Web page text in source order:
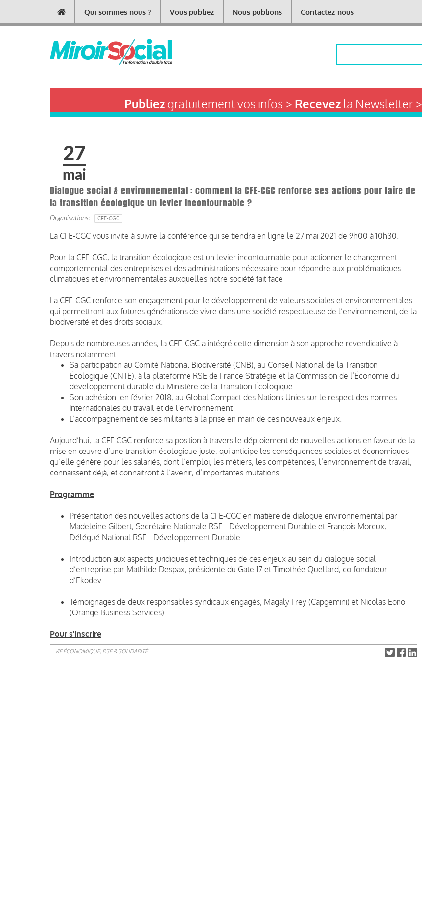
contenu
Main
navigation
Qui sommes nous ? Vous publiez Nous publions Contactez-nous
Publiezgratuitement vos infos > Recevezla Newsletter >
27
mai
Dialogue social & environnemental : comment la CFE-CGC renforce ses actions pour faire de
la transition écologique un levier incontournable ?
Organisations CFE-CGC
La CFE-CGC vous invite à suivre la conférence qui se tiendra en ligne le 27 mai 2021 de 9h00 à 10h30.
Pour la CFE-CGC, la transition écologique est un levier incontournable pour actionner le changement
comportemental des entreprises et des administrations nécessaire pour répondre aux problématiques
climatiques et environnementales auxquelles notre société fait face
La CFE-CGC renforce son engagement pour le développement de valeurs sociales et environnementales
qui permettront aux futures générations de vivre dans une société respectueuse de l’environnement, de la
biodiversité et des droits sociaux.
Depuis de nombreuses années, la CFE-CGC a intégré cette dimension à son approche revendicative à
travers notamment :
Sa participation au Comité National Biodiversité (CNB), au Conseil National de la Transition
Écologique (CNTE), à la plateforme RSE de France Stratégie et la Commission de l’Économie du
développement durable du Ministère de la Transition Écologique.
Son adhésion, en février 2018, au Global Compact des Nations Unies sur le respect des normes
internationales du travail et de l'environnement
L’accompagnement de ses militants à la prise en main de ces nouveaux enjeux.
Aujourd’hui, la CFE CGC renforce sa position à travers le déploiement de nouvelles actions en faveur de la
mise en œuvre d’une transition écologique juste, qui anticipe les conséquences sociales et économiques
qu’elle génère pour les salariés, dont l’emploi, les métiers, les compétences, l’environnement de travail,
connaissent déjà, et connaitront à l’avenir, d’importantes mutations.
Programme
Présentation des nouvelles actions de la CFE-CGC en matière de dialogue environnemental par
Madeleine Gilbert, Secrétaire Nationale RSE - Développement Durable et François Moreux,
Délégué National RSE - Développement Durable.
Introduction aux aspects juridiques et techniques de ces enjeux au sein du dialogue social
d’entreprise par Mathilde Despax, présidente du Gate 17 et Timothée Quellard, co-fondateur
d’Ekodev.
Témoignages de deux responsables syndicaux engagés, Magaly Frey (Capgemini) et Nicolas Eono
(Orange Business Services).
Pour s'inscrire
VIE ÉCONOMIQUE, RSE & SOLIDARITÉ